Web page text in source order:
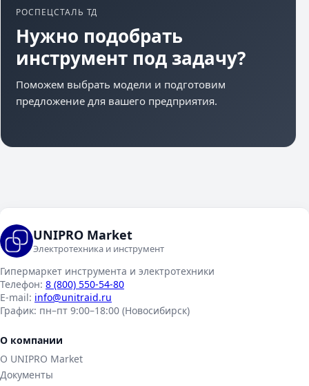
РОСПЕЦСТАЛЬ ТД
Нужно подобрать
инструмент под задачу?
Поможем выбрать модели и подготовим
предложение для вашего предприятия.
UNIPRO Market
Электротехника и инструмент
Гипермаркет инструмента и электротехники
Телефон: 8 (800) 550-54-80
E-mail: info@unitraid.ru
График: пн–пт 9:00–18:00 (Новосибирск)
О компании
О UNIPRO Market
Документы